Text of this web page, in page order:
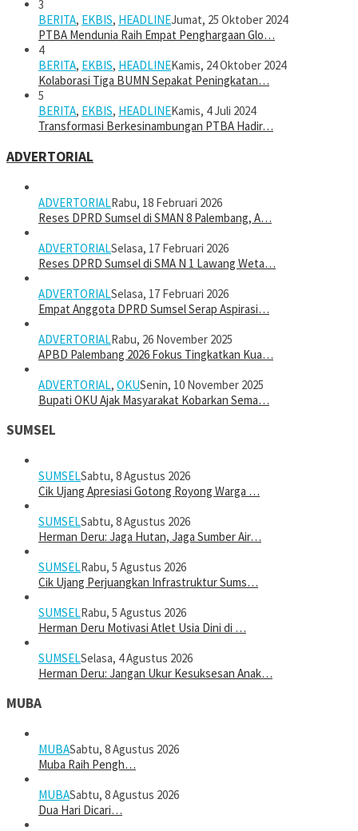
3
BERITA, EKBIS, HEADLINEJumat, 25 Oktober 2024
PTBA Mendunia Raih Empat Penghargaan Glo…
4
BERITA, EKBIS, HEADLINEKamis, 24 Oktober 2024
Kolaborasi Tiga BUMN Sepakat Peningkatan…
5
BERITA, EKBIS, HEADLINEKamis, 4 Juli 2024
Transformasi Berkesinambungan PTBA Hadir…
ADVERTORIAL
ADVERTORIALRabu, 18 Februari 2026
Reses DPRD Sumsel di SMAN 8 Palembang, A…
ADVERTORIALSelasa, 17 Februari 2026
Reses DPRD Sumsel di SMA N 1 Lawang Weta…
ADVERTORIALSelasa, 17 Februari 2026
Empat Anggota DPRD Sumsel Serap Aspirasi…
ADVERTORIALRabu, 26 November 2025
APBD Palembang 2026 Fokus Tingkatkan Kua…
ADVERTORIAL, OKUSenin, 10 November 2025
Bupati OKU Ajak Masyarakat Kobarkan Sema…
SUMSEL
SUMSELSabtu, 8 Agustus 2026
Cik Ujang Apresiasi Gotong Royong Warga …
SUMSELSabtu, 8 Agustus 2026
Herman Deru: Jaga Hutan, Jaga Sumber Air…
SUMSELRabu, 5 Agustus 2026
Cik Ujang Perjuangkan Infrastruktur Sums…
SUMSELRabu, 5 Agustus 2026
Herman Deru Motivasi Atlet Usia Dini di …
SUMSELSelasa, 4 Agustus 2026
Herman Deru: Jangan Ukur Kesuksesan Anak…
MUBA
MUBASabtu, 8 Agustus 2026
Muba Raih Pengh…
MUBASabtu, 8 Agustus 2026
Dua Hari Dicari…